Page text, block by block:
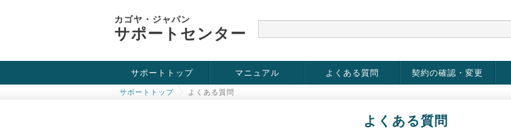
カゴヤ・ジャパン
サポートセンター
サポートトップ
お役立ち情報
チュートリアル
障害・メンテナンス情報
マニュアル よくある質問 契約の確認・変更
サポートトップ よくある質問
よくある質問